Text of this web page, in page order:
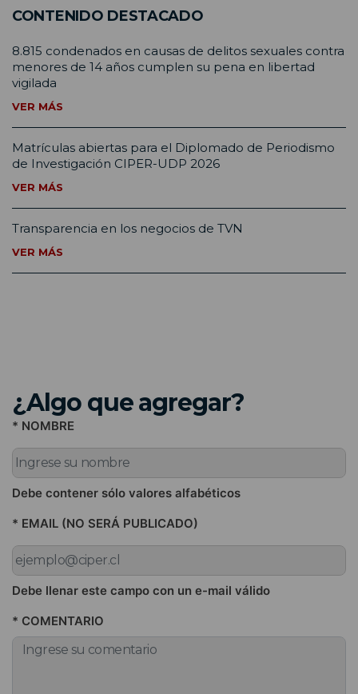
CONTENIDO DESTACADO
8.815 condenados en causas de delitos sexuales contra
menores de 14 años cumplen su pena en libertad
vigilada
VER MÁS
Matrículas abiertas para el Diplomado de Periodismo
de Investigación CIPER-UDP 2026
VER MÁS
Transparencia en los negocios de TVN
VER MÁS
¿Algo que agregar?
* NOMBRE
Debe contener sólo valores alfabéticos
* EMAIL (NO SERÁ PUBLICADO)
Debe llenar este campo con un e-mail válido
* COMENTARIO